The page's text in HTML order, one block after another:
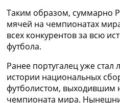
Таким образом, суммарно
мячей на чемпионатах
всех конкурентов за всю
футбола.
Ранее португалец уже
истории национальных
футболистом, выходившим
чемпионата мира.